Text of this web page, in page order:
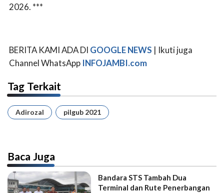
2026. ***
BERITA KAMI ADA DI GOOGLE NEWS | Ikuti juga
Channel WhatsApp INFOJAMBI.com
Tag Terkait
Adirozal pilgub 2021
Baca Juga
Bandara STS Tambah Dua
Terminal dan Rute Penerbangan